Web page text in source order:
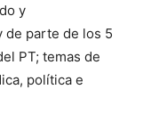
y
de parte de los 5
PT; temas de
política e